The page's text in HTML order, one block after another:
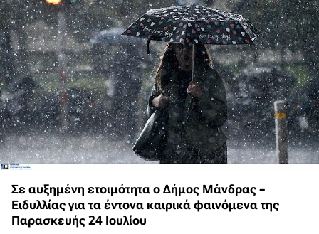
Σε αυξημένη ετοιμότητα ο Δήμος Μάνδρας –
Ειδυλλίας για τα έντονα καιρικά φαινόμενα της
Παρασκευής 24 Ιουλίου